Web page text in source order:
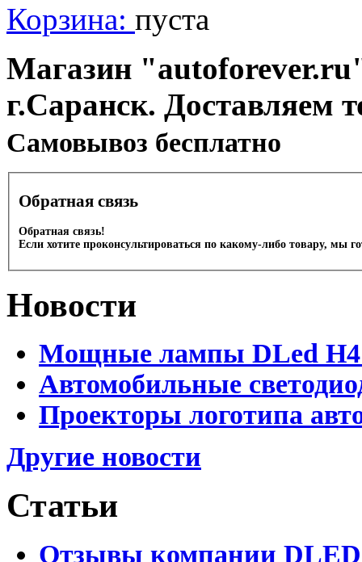
Корзина: пуста
Магазин
г.Саранск. Доставляем
Cамовывоз бесплатно
Обратная связь
Обратная связь!
Если хотите проконсультироваться по какому-либо товару, мы
Новости
Мощные лампы DLed H4
Автомобильные
Проекторы логотипа
Другие новости
Статьи
Отзывы компании DLED